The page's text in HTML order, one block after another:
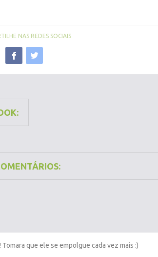
NAS REDES SOCIAIS
que ele se empolgue cada vez mais :)